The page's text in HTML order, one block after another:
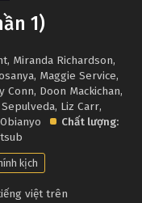
1)
, Miranda Richardson,
, Maggie Service,
Conn, Doon Mackichan,
, Liz Carr,
Chất lượng:
kịch
việt trên